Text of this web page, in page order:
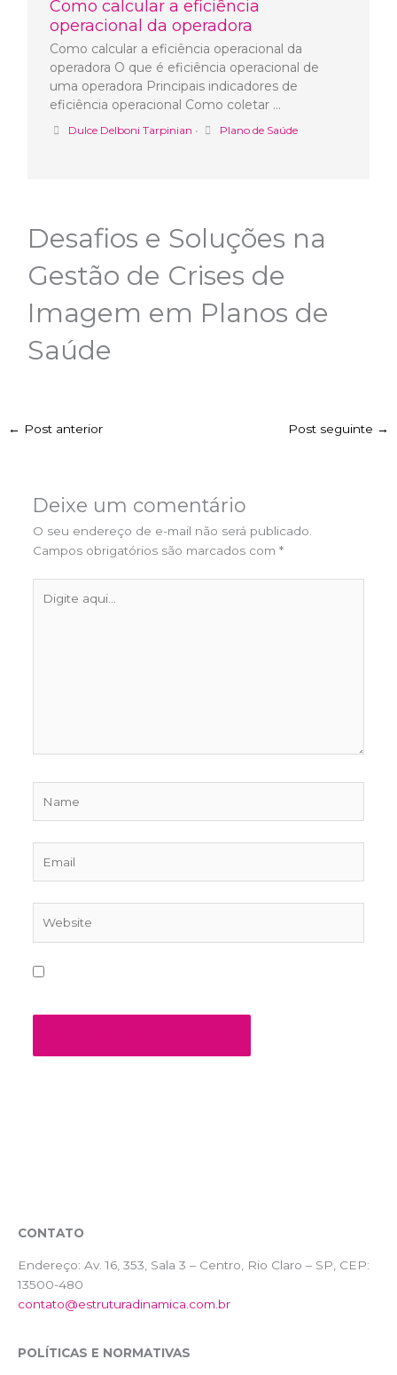
Como calcular a eficiência
operacional da operadora
Como calcular a eficiência operacional da
operadora O que é eficiência operacional de
uma operadora Principais indicadores de
eficiência operacional Como coletar …
Dulce Delboni Tarpinian • Plano de Saúde
Desafios e Soluções na
Gestão de Crises de
Imagem em Planos de
Saúde
← Post anterior Post seguinte →
Deixe um comentário
O seu endereço de e-mail não será publicado.
Campos obrigatórios são marcados com *
aqui...
CONTATO
Endereço: Av. 16, 353, Sala 3 – Centro, Rio Claro – SP, CEP:
13500-480
contato@estruturadinamica.com.br
POLÍTICAS E NORMATIVAS